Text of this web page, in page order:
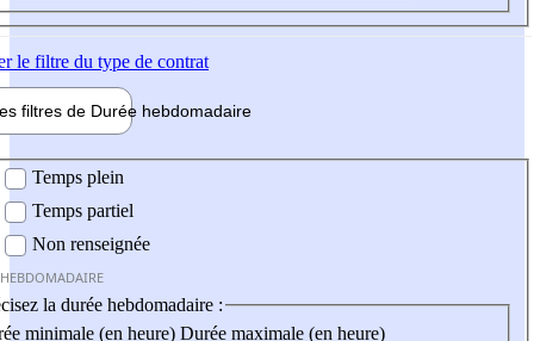
le filtre du type de contrat
filtres de Durée hebdomadaire
Temps plein
Temps partiel
Non renseignée
la durée hebdomadaire :
minimale (en heure) Durée maximale (en heure)